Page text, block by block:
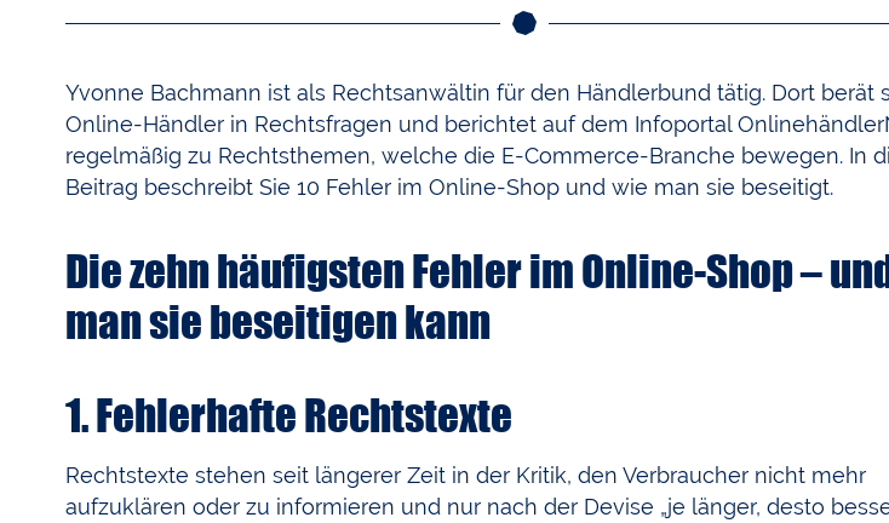
Yvonne Bachmann ist als Rechtsanwältin für den Händlerbund tätig. Dort berät
Online-Händler in Rechtsfragen und berichtet auf dem Infoportal
regelmäßig zu Rechtsthemen, welche die E-Commerce-Branche bewegen. In
Beitrag beschreibt Sie 10 Fehler im Online-Shop und wie man sie beseitigt.
Die zehn häufigsten Fehler im Online-Shop –
man sie beseitigen kann
1. Fehlerhafte Rechtstexte
Rechtstexte stehen seit längerer Zeit in der Kritik, den Verbraucher nicht mehr
aufzuklären oder zu informieren und nur nach der Devise „je länger, desto